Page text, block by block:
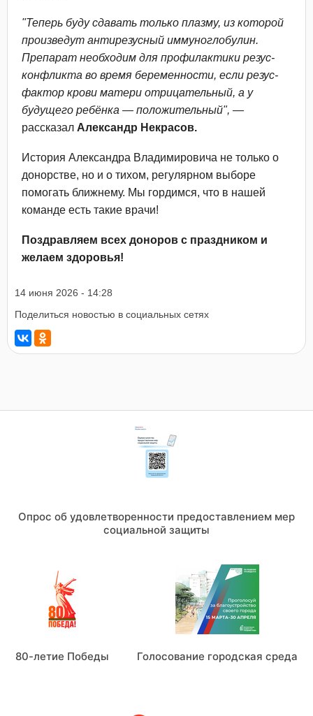
"Теперь буду сдавать только плазму, из которой
произведут антирезусный иммуноглобулин.
Препарат необходим для профилактики резус-
конфликта во время беременности, если резус-
фактор крови матери отрицательный, а у
будущего ребёнка — положительный", —
рассказал Александр Некрасов.
История Александра Владимировича не только о
донорстве, но и о тихом, регулярном выборе
помогать ближнему. Мы гордимся, что в нашей
команде есть такие врачи!
Поздравляем всех доноров с праздником и
желаем здоровья!
14 июня 2026 - 14:28
Поделиться новостью в социальных сетях
Опрос об удовлетворенности предоставлением мер
социальной защиты
80-летие Победы Голосование городская среда